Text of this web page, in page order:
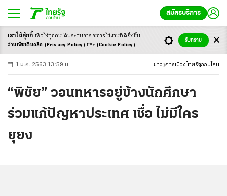
สมัครบริการ
-ก ก ก+
1 มี.ค. 2563 13:59 น. ข่าว การเมือง ไทยรัฐออนไลน์
“พิชัย” วอนทหารอยู่ข้างนักศึกษา
ร่วมแก้ปัญหาประเทศ เชื่อ ไม่มีใคร
ยุยง
เราใช้คุ้กกี้ เพื่อให้ทุกคนได้ประสบการณ์การใช้งานที่ดียิ่งขึ้น
อ่านเพิ่มเติมคลิก (Privacy Policy) และ (Cookie Policy)
รับทราบ